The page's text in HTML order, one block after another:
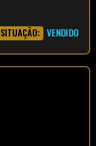
SITUAÇÃO: VENDIDO